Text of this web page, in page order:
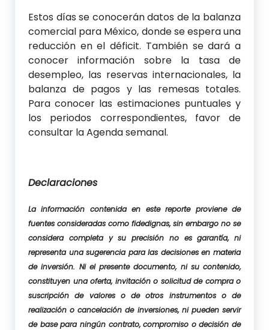
Estos días se conocerán datos de la balanza
comercial para México, donde se espera una
reducción en el déficit. También se dará a
conocer información sobre la tasa de
desempleo, las reservas internacionales, la
balanza de pagos y las remesas totales.
Para conocer las estimaciones puntuales y
los periodos correspondientes, favor de
consultar la Agenda semanal.
Declaraciones
La información contenida en este reporte proviene de
fuentes consideradas como fidedignas, sin embargo no se
considera completa y su precisión no es garantía, ni
representa una sugerencia para las decisiones en materia
de inversión. Ni el presente documento, ni su contenido,
constituyen una oferta, invitación o solicitud de compra o
suscripción de valores o de otros instrumentos o de
realización o cancelación de inversiones, ni pueden servir
de base para ningún contrato, compromiso o decisión de